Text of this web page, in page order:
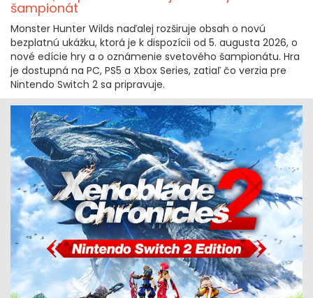
šampionát
Monster Hunter Wilds naďalej rozširuje obsah o novú
bezplatnú ukážku, ktorá je k dispozícii od 5. augusta 2026, o
nové edície hry a o oznámenie svetového šampionátu. Hra
je dostupná na PC, PS5 a Xbox Series, zatiaľ čo verzia pre
Nintendo Switch 2 sa pripravuje.